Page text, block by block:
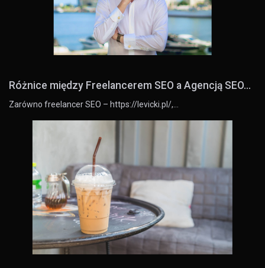
Różnice między Freelancerem SEO a Agencją SEO...
Zarówno freelancer SEO – https://levicki.pl/,…